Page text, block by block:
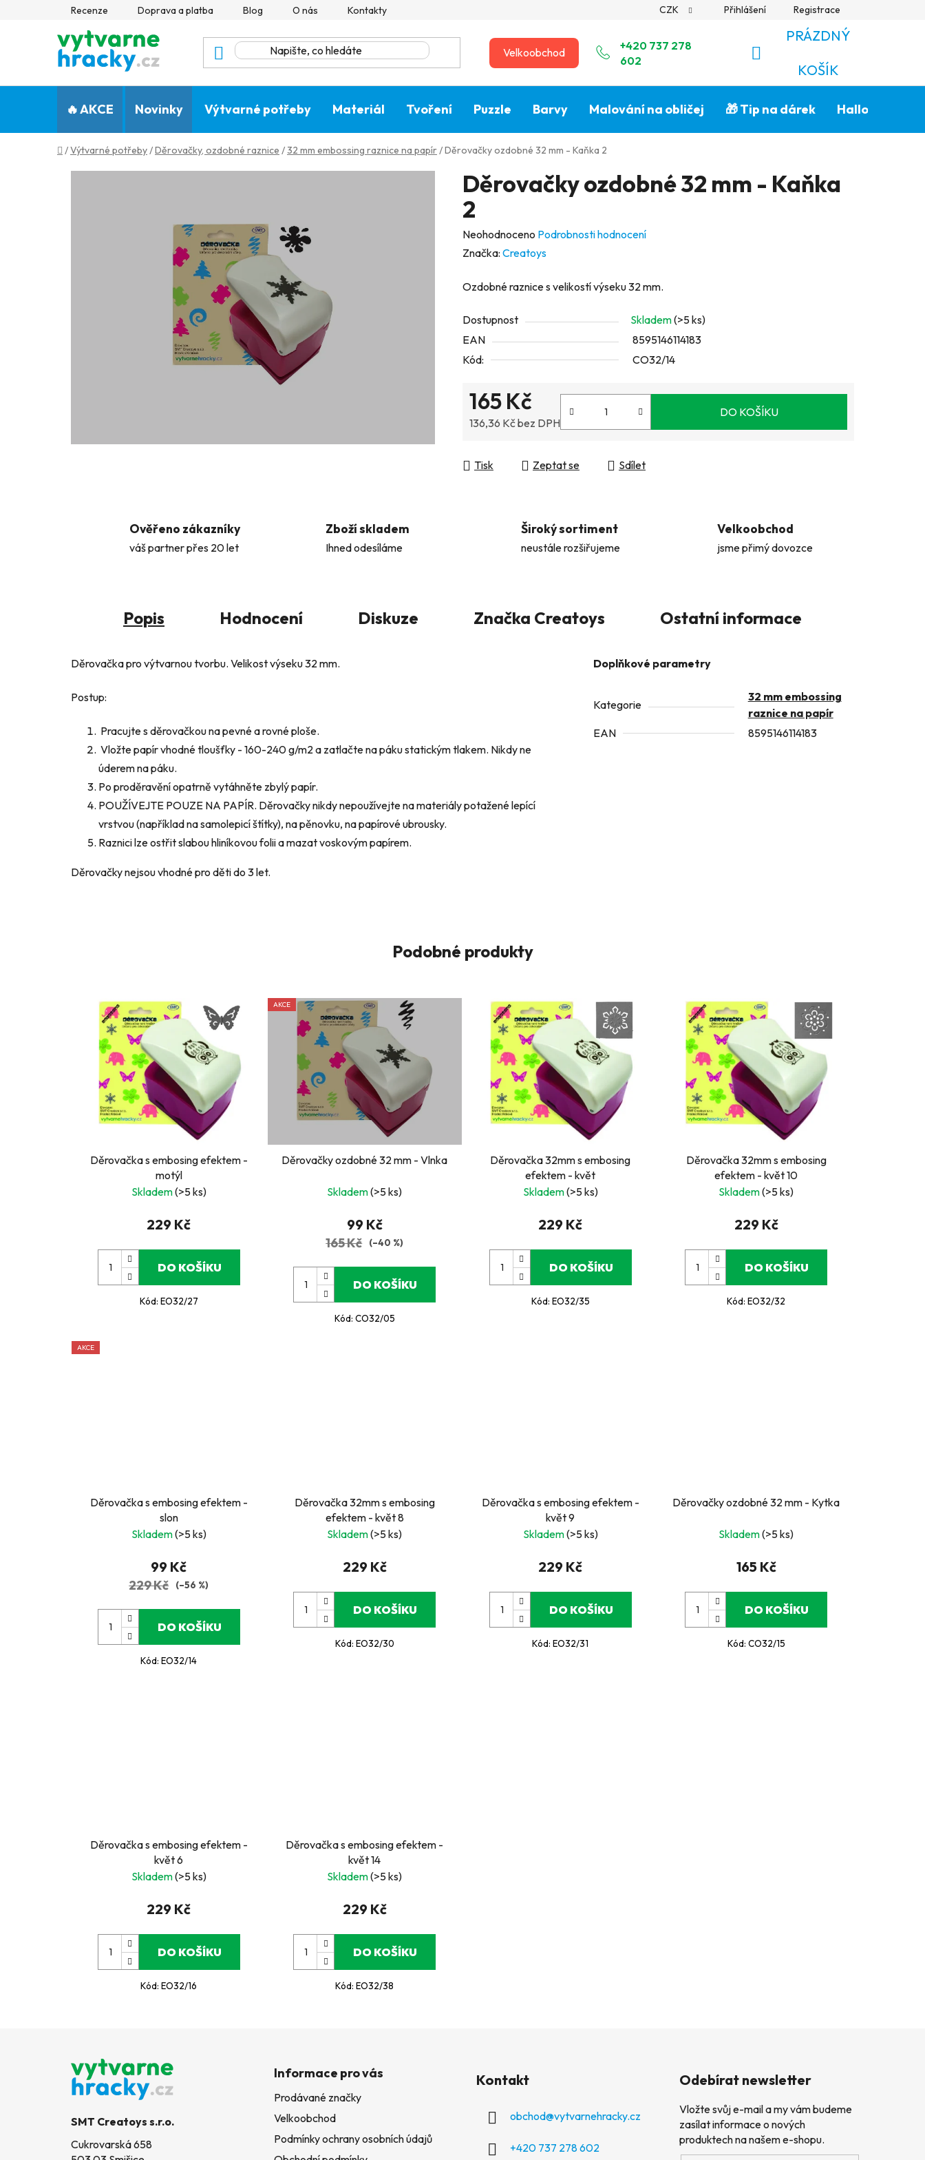
Recenze Doprava a platba Blog O nás Kontakty CZK Přihlášení Registrace
Velkoobchod
+420 737 278
602
NÁKUPNÍ
KOŠÍK
PRÁZDNÝ
KOŠÍK
🔥 AKCE Novinky Výtvarné potřeby Materiál Tvoření Puzzle Barvy Malování na obličej 🎁 Tip na dárek Halloween🎃
Domů
/Výtvarné potřeby/Děrovačky, ozdobné raznice /32 mm embossing raznice na papír/Děrovačky ozdobné 32 mm - Kaňka 2
Děrovačky ozdobné 32 mm - Kaňka
2
Průměrné
hodnocení
je
z
5
hvězdiček.
Neohodnoceno Podrobnosti hodnocení
Značka: Creatoys
Ozdobné raznice s velikostí výseku 32 mm.
Dostupnost Skladem(>5 ks)
EAN
8595146114183
Kód:
CO32/14
165 Kč
136,36 Kč bez DPH
DO KOŠÍKU
Tisk Zeptat se Sdílet
Ověřeno zákazníky
váš partner přes 20 let
Zboží skladem
Ihned odesíláme
Široký sortiment
neustále rozšiřujeme
Velkoobchod
jsme přimý dovozce
Popis Hodnocení Diskuze Značka Creatoys Ostatní informace
Děrovačka pro výtvarnou tvorbu. Velikost výseku 32 mm.
Postup:
Pracujte s děrovačkou na pevné a rovné ploše.
Vložte papír vhodné tloušťky - 160-240 g/m2 a zatlačte na páku statickým tlakem. Nikdy ne
úderem na páku.
Po proděravění opatrně vytáhněte zbylý papír.
POUŽÍVEJTE POUZE NA PAPÍR. Děrovačky nikdy nepoužívejte na materiály potažené lepící
vrstvou (například na samolepicí štítky), na pěnovku, na papírové ubrousky.
Raznici lze ostřit slabou hliníkovou folii a mazat voskovým papírem.
Děrovačky nejsou vhodné pro děti do 3 let.
Doplňkové parametry
Kategorie
32 mm embossing
raznice na papír
EAN
8595146114183
Podobné produkty
Děrovačka s embosing efektem -
motýl
Skladem(>5 ks)
229 Kč
DO KOŠÍKU
Kód: EO32/27
AKCE
Děrovačky ozdobné 32 mm - Vlnka
Skladem(>5 ks)
99 Kč
165 Kč (–40 %)
DO KOŠÍKU
Kód: CO32/05
Děrovačka 32mm s embosing
efektem - květ
Skladem(>5 ks)
229 Kč
DO KOŠÍKU
Kód: EO32/35
Děrovačka 32mm s embosing
efektem - květ 10
Skladem(>5 ks)
229 Kč
DO KOŠÍKU
Kód:EO32/32
AKCE
Děrovačka s embosing efektem -
slon
Skladem(>5 ks)
99 Kč
229 Kč (–56 %)
DO KOŠÍKU
Kód:EO32/14
Děrovačka 32mm s embosing
efektem - květ 8
Skladem(>5 ks)
229 Kč
DO KOŠÍKU
Kód: EO32/30
Děrovačka s embosing efektem -
květ 9
Skladem(>5 ks)
229 Kč
DO KOŠÍKU
Kód:EO32/31
Děrovačky ozdobné 32 mm - Kytka
Skladem(>5 ks)
165 Kč
DO KOŠÍKU
Kód: CO32/15
Děrovačka s embosing efektem -
květ 6
Skladem(>5 ks)
229 Kč
DO KOŠÍKU
Kód:EO32/16
Děrovačka s embosing efektem -
květ 14
Skladem(>5 ks)
229 Kč
DO KOŠÍKU
Kód:EO32/38
SMT Creatoys s.r.o.
Cukrovarská 658
Informace pro vás
Prodávané značky
Velkoobchod
Podmínky ochrany osobních údajů
Kontakt
obchod@vytvarnehracky.cz
+420 737 278 602
Odebírat newsletter
Vložte svůj e-mail a my vám budeme
zasílat informace o nových
produktech na našem e-shopu.